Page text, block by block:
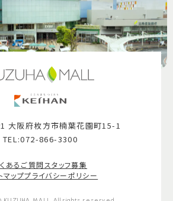
大阪府枚方市楠葉花園町15-1
TEL:072-866-3300
あるご質問スタッフ募集
マッププライバシーポリシー